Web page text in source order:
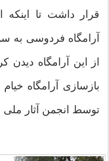
قرار داشت تا
آرامگاه فردوسی به
از این آرامگاه دیدن
بازسازی آرامگاه
توسط انجمن آثار